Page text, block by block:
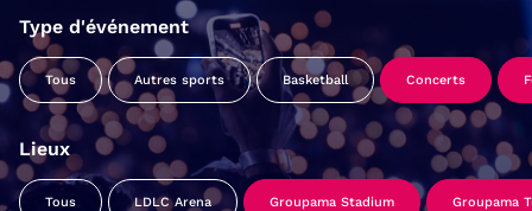
Type d'événement
Tous Autres sports Basketball Concerts
Lieux
Tous LDLC Arena Groupama Stadium Groupama